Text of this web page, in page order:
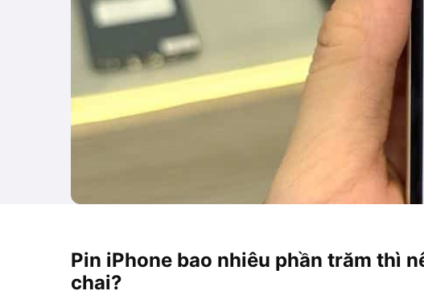
Pin iPhone bao nhiêu phần trăm thì
chai?